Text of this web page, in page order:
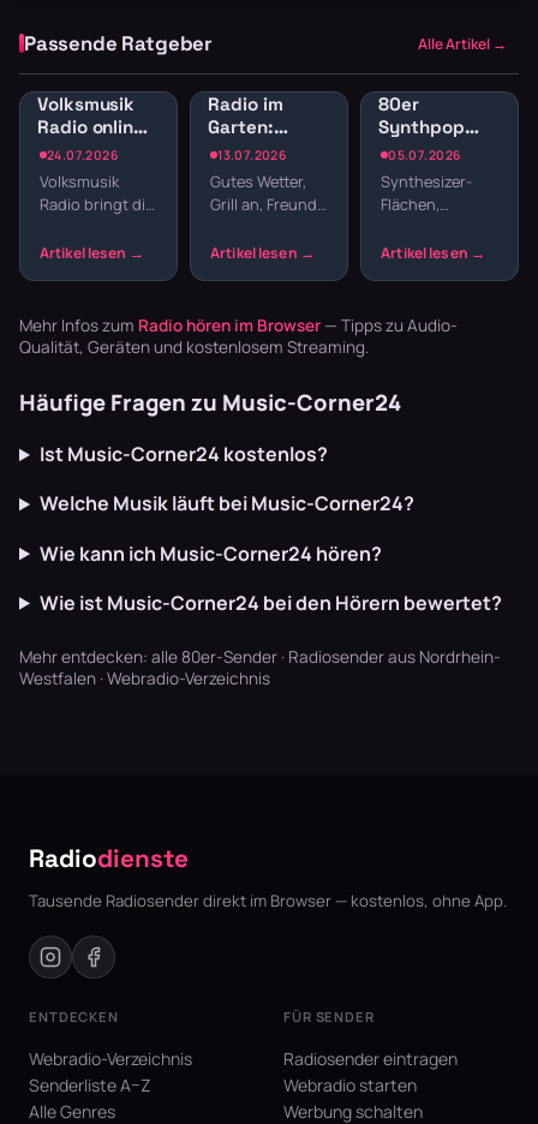
Passende Ratgeber Alle Artikel →
24.07.2026
Volksmusik
Radio online:
Traditionelle
Klänge und
Blasmusik
Volksmusik
Radio bringt dir
ins
Akkordeon,
Blaskapellen.
13.07.2026
Radio im
Garten:
Sender für
Gartenparty
und
Grillabend
Gutes Wetter,
Grill an, Freunde
noch die
Sender im
Garten läu…
05.07.2026
80er
Synthpop
Radio: New
Wave und
elektronische
Synthesizer-
Flächen,
Melodien und
Beats –
Mehr Infos zum Radio hören im Browser — Tipps zu Audio-
Qualität, Geräten und kostenlosem Streaming.
Häufige Fragen zu Music-Corner24
Ist Music-Corner24 kostenlos?
Welche Musik läuft bei Music-Corner24?
Wie kann ich Music-Corner24 hören?
Wie ist Music-Corner24 bei den Hörern bewertet?
Mehr entdecken: alle 80er-Sender · Radiosender aus Nordrhein-
Westfalen · Webradio-Verzeichnis
Radiodienste
Tausende Radiosender direkt im Browser — kostenlos, ohne App.
ENTDECKEN
Webradio-Verzeichnis
Senderliste A–Z
Alle Genres
FÜR SENDER
Radiosender eintragen
Webradio starten
Werbung schalten